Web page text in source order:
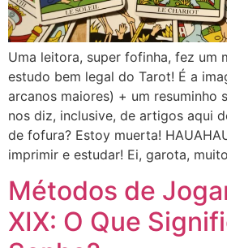
Uma leitora, super fofinha, fez um
estudo bem legal do Tarot! É a
arcanos maiores) + um resuminho
nos diz, inclusive, de artigos aqui
de fofura? Estoy muerta!
imprimir e estudar! Ei, garota,
Métodos de
XIX: O Que